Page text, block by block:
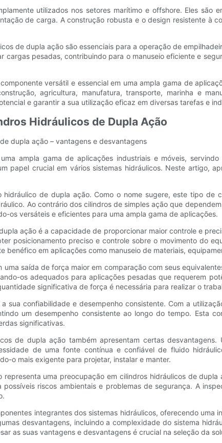
utilizados nos setores marítimo e offshore. Eles são
de carga. A construção robusta e o design resistente à
de dupla ação são essenciais para a operação de
cargas pesadas, contribuindo para o manuseio eficiente e
versátil e essencial em uma ampla gama de
agricultura, manufatura, transporte, marinha e
e garantir a sua utilização eficaz em diversas tarefas e
Hidráulicos de Dupla Ação
dupla ação – vantagens e desvantagens
ampla gama de aplicações industriais e móveis,
papel crucial em vários sistemas hidráulicos. Neste artigo,
de dupla ação. Como o nome sugere, este tipo
Ao contrário dos cilindros de simples ação que
os versáteis e eficientes para uma ampla gama de aplicações.
ação é a capacidade de proporcionar maior controle e
posicionamento preciso e controle sobre o movimento do
benéfico em aplicações como manuseio de materiais,
saída de força maior em comparação com seus
os adequados para aplicações pesadas que requerem
significativa de força é necessária para realizar o
sua confiabilidade e desempenho consistente. Com a
um desempenho consistente ao longo do tempo. Esta
significativas.
de dupla ação também apresentam certas
de uma fonte contínua e confiável de fluido
o mais exigente para projetar, instalar e manter.
uma preocupação em cilindros hidráulicos de
riscos ambientais e problemas de segurança. A
integrantes dos sistemas hidráulicos, oferecendo
desvantagens, incluindo a complexidade do sistema
as suas vantagens e desvantagens é crucial na seleção da